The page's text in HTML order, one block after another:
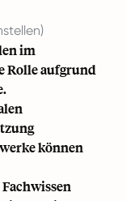
im
Rolle aufgrund
können